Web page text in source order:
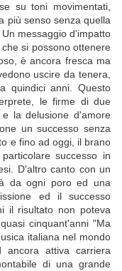
su toni movimentati,
più senso senza quella
messaggio d'impatto
si possono ottenere
è ancora fresca ma
uscire da tenera,
quindici anni. Questo
le firme di due
la delusione d'amore
un successo senza
e fino ad oggi, il brano
successo in
D'altro canto con un
da ogni poro ed una
ed il successo
il risultato non poteva
cinquant'anni "Ma
italiana nel mondo
attiva carriera
di una grande